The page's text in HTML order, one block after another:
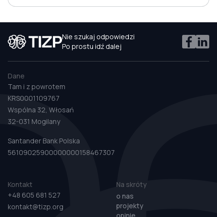
Nie szukaj odpowiedzi
Po prostu idź dalej
Dane
Tam i z powrotem
KRS0001109767
Wspólna 32, Włosań
32-031 Mogilany
Santander Bank Polska
56109025900000000158467307
Kontakt
+48 605 681 527
kontakt@tizp.org
Na skróty
o nas
projekty